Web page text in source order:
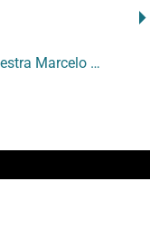
Palestra Marcelo Pedroso